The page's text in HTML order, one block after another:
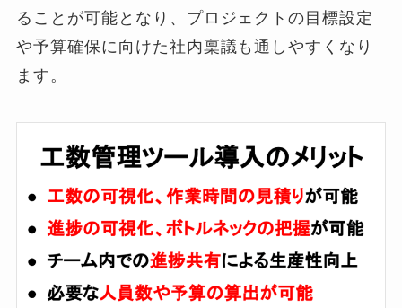
ることが可能となり、プロジェクトの目標設定
や予算確保に向けた社内稟議も通しやすくなり
ます。